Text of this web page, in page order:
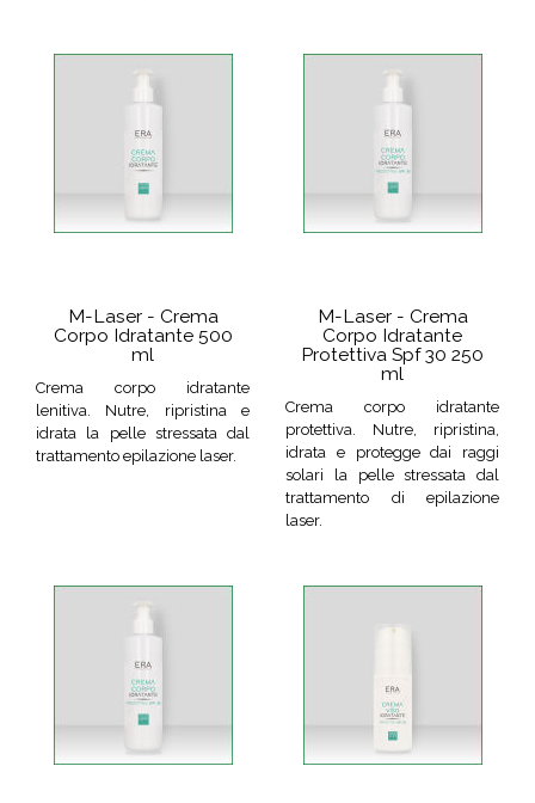
M-Laser - Crema
Corpo Idratante 500
ml
Crema corpo idratante
lenitiva. Nutre, ripristina e
idrata la pelle stressata dal
trattamento epilazione laser.
M-Laser - Crema
Corpo Idratante
Protettiva Spf 30 250
ml
Crema corpo idratante
protettiva. Nutre, ripristina,
idrata e protegge dai raggi
solari la pelle stressata dal
trattamento di epilazione
laser.